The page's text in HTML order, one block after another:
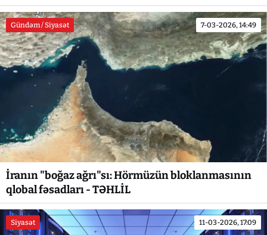
Gündəm / Siyasət 7-03-2026, 14:49
İranın "boğaz ağrı"sı: Hörmüzün bloklanmasının
qlobal fəsadları - TƏHLİL
Siyasət 11-03-2026, 17:09